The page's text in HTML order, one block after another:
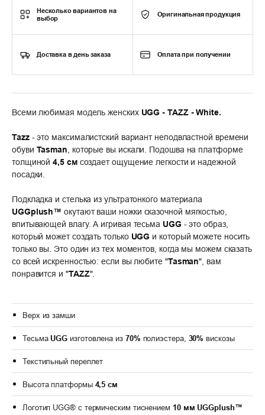
Несколько вариантов на
выбор
Оригинальная продукция
Доставка в день заказа Оплата при получении
Всеми любимая модель женских UGG - TAZZ - White.
Tazz - это максималистский вариант неподвластной времени
обуви Tasman, которые вы искали. Подошва на платформе
толщиной4,5 смсоздает ощущение легкости и надежной
посадки.
Подкладка и стелька из ультратонкого материала
UGGplush™ окутают ваши ножки сказочной мягкостью,
впитывающей влагу. А игривая тесьма UGG - это образ,
который может создать только UGG и который можете носить
только вы. Это один из тех моментов, когда мы можем сказать
со всей искренностью: если вы любите "Tasman", вам
понравится и "TAZZ".
Верх из замши
Тесьма UGGизготовлена из 70% полиэстера, 30%вискозы
Текстильный переплет
Высота платформы 4,5 см
Логотип UGG® с термическим тиснением 10 мм UGGplush™